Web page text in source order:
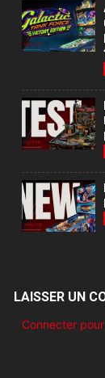
LAISSER UN
Connecter